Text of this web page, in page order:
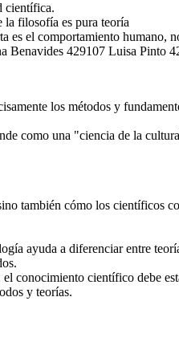
científica.
la filosofía es pura teoría
es el comportamiento humano,
429107 Luisa Pinto
los métodos y
como una "ciencia de la
también cómo los científicos
ayuda a diferenciar entre
conocimiento científico debe
y teorías.